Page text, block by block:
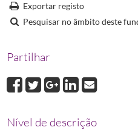
0008Livro de Atas N.º 8
0009Livro de Atas da
Exportar registo
Pesquisar no âmbito deste
Partilhar
Nível de descrição